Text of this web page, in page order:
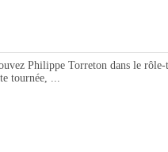
Philippe Torreton dans le
tournée, ...